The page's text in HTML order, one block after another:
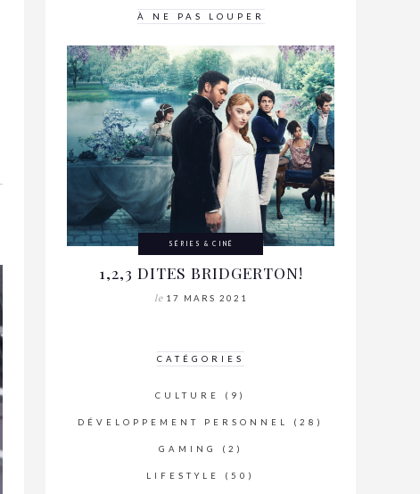
À NE PAS LOUPER
SÉRIES & CINÉ
1,2,3 DITES BRIDGERTON!
le 17 MARS 2021
CATÉGORIES
CULTURE (9)
DÉVELOPPEMENT PERSONNEL (28)
GAMING (2)
LIFESTYLE (50)